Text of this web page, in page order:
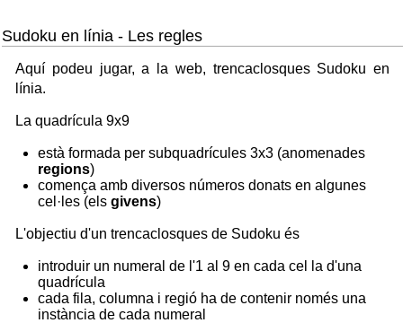
Sudoku en línia - Les regles
Aquí podeu jugar, a la web, trencaclosques Sudoku en
línia.
La quadrícula 9x9
està formada per subquadrícules 3x3 (anomenades
regions)
comença amb diversos números donats en algunes
cel·les (els givens)
L'objectiu d'un trencaclosques de Sudoku és
introduir un numeral de l'1 al 9 en cada cel la d'una
quadrícula
cada fila, columna i regió ha de contenir només una
instància de cada numeral